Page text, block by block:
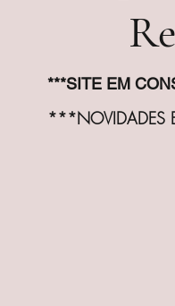
***SITE EM
***NOVIDADES